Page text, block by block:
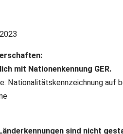
mit Nationenkennung GER.
Nationalitätskennzeichnung auf
sind nicht